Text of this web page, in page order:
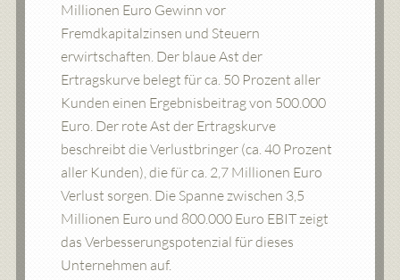
Millionen Euro Gewinn vor
Fremdkapitalzinsen und Steuern
erwirtschaften. Der blaue Ast der
Ertragskurve belegt für ca. 50 Prozent aller
Kunden einen Ergebnisbeitrag von 500.000
Euro. Der rote Ast der Ertragskurve
beschreibt die Verlustbringer (ca. 40 Prozent
aller Kunden), die für ca. 2,7 Millionen Euro
Verlust sorgen. Die Spanne zwischen 3,5
Millionen Euro und 800.000 Euro EBIT zeigt
das Verbesserungspotenzial für dieses
Unternehmen auf.